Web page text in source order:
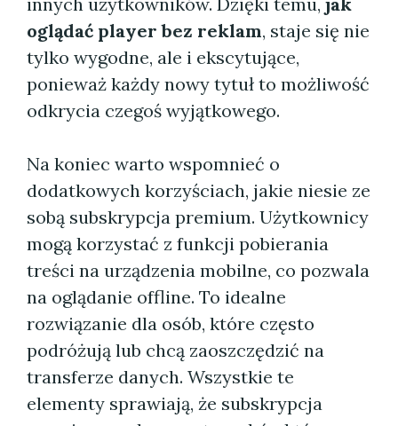
oglądać player bez reklam, staje się nie
tylko wygodne, ale i ekscytujące,
ponieważ każdy nowy tytuł to możliwość
odkrycia czegoś wyjątkowego.
Na koniec warto wspomnieć o
dodatkowych korzyściach, jakie niesie ze
sobą subskrypcja premium. Użytkownicy
mogą korzystać z funkcji pobierania
treści na urządzenia mobilne, co pozwala
na oglądanie offline. To idealne
rozwiązanie dla osób, które często
podróżują lub chcą zaoszczędzić na
transferze danych. Wszystkie te
elementy sprawiają, że subskrypcja